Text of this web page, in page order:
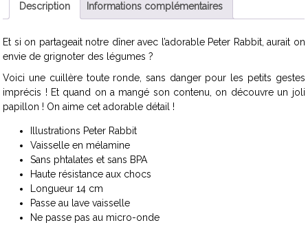
Description Informations complémentaires
Et si on partageait notre dîner avec l’adorable Peter Rabbit, aurait on
envie de grignoter des légumes ?
Voici une cuillère toute ronde, sans danger pour les petits gestes
imprécis ! Et quand on a mangé son contenu, on découvre un joli
papillon ! On aime cet adorable détail !
Illustrations Peter Rabbit
Vaisselle en mélamine
Sans phtalates et sans BPA
Haute résistance aux chocs
Longueur 14 cm
Passe au lave vaisselle
Ne passe pas au micro-onde